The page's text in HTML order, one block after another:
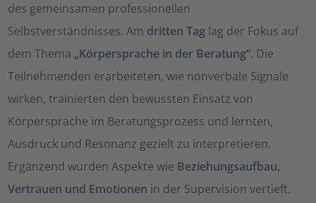
des gemeinsamen professionellen
Selbstverständnisses. Am dritten Tag lag der Fokus auf
dem Thema „Körpersprache in der Beratung“. Die
Teilnehmenden erarbeiteten, wie nonverbale Signale
wirken, trainierten den bewussten Einsatz von
Körpersprache im Beratungsprozess und lernten,
Ausdruck und Resonanz gezielt zu interpretieren.
Ergänzend wurden Aspekte wie Beziehungsaufbau,
Vertrauen und Emotionen in der Supervision vertieft.